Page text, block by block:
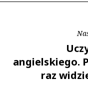
angielskiego.
raz